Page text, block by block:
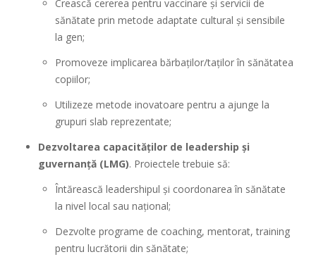
Crească cererea pentru vaccinare și servicii de
sănătate prin metode adaptate cultural și sensibile
la gen;
Promoveze implicarea bărbaților/taților în sănătatea
copiilor;
Utilizeze metode inovatoare pentru a ajunge la
grupuri slab reprezentate;
Dezvoltarea capacităților de leadership și
guvernanță (LMG). Proiectele trebuie să:
Întărească leadershipul și coordonarea în sănătate
la nivel local sau național;
Dezvolte programe de coaching, mentorat, training
pentru lucrătorii din sănătate;